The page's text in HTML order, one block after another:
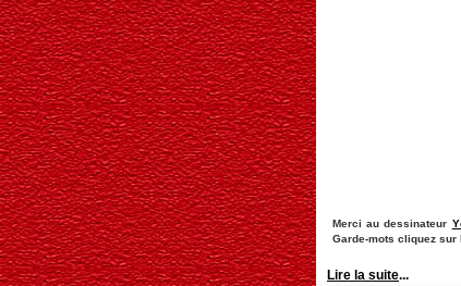
Merci au dessinateur
Garde-mots cliquez
Lire la suite...